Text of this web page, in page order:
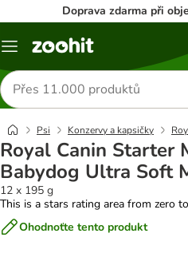
Doprava zdarma při
Menu
Hledat
produkty
Psi Konzervy a kapsičky
Royal Canin Starter
Babydog Ultra Soft
12 x 195 g
This is a stars rating area from zero
Ohodnoťte tento produkt